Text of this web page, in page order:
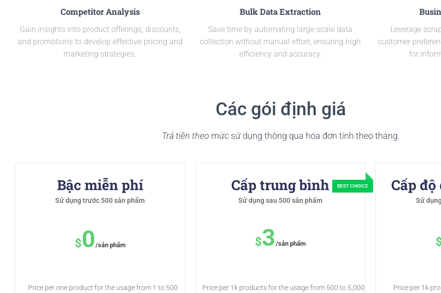
Competitor Analysis
Gain insights into product offerings, discounts,
and promotions to develop effective pricing and
marketing strategies.
Bulk Data Extraction
Save time by automating large-scale data
collection without manual effort, ensuring high
efficiency and accuracy.
Leverage
customer
for
Các gói định giá
Trả tiền theo mức sử dụng thông qua hóa đơn tính theo tháng.
Bậc miễn phí
Sử dụng trước 500 sản phẩm
$0/sản phẩm
Price per one product for the usage from 1 to 500
Cấp trung bình
Sử dụng sau 500 sản phẩm
$3/sản phẩm
Price per 1k products for the usage from 500 to 5,000
Cấp
Sử
Price per 1k